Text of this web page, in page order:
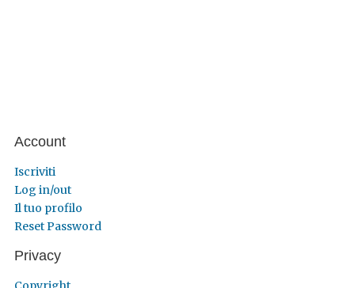
Account
Iscriviti
Log in/out
Il tuo profilo
Reset Password
Privacy